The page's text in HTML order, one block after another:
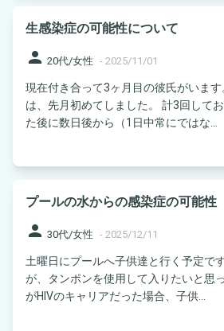
生感染症の可能性について
person 20代/女性 - 2025/11/01
現在付き合って3ヶ月目の彼氏がいま
は、先月初めてしました。 計3回して
た後に数日後から（1日中常にではな...
プールの水からの感染症の可能性
person 30代/女性 - 2025/12/11
土曜日にプールへ子供達と行く予定で
が、タンポンを使用して入りたいと思
がHIVのキャリアだった場合、子供...